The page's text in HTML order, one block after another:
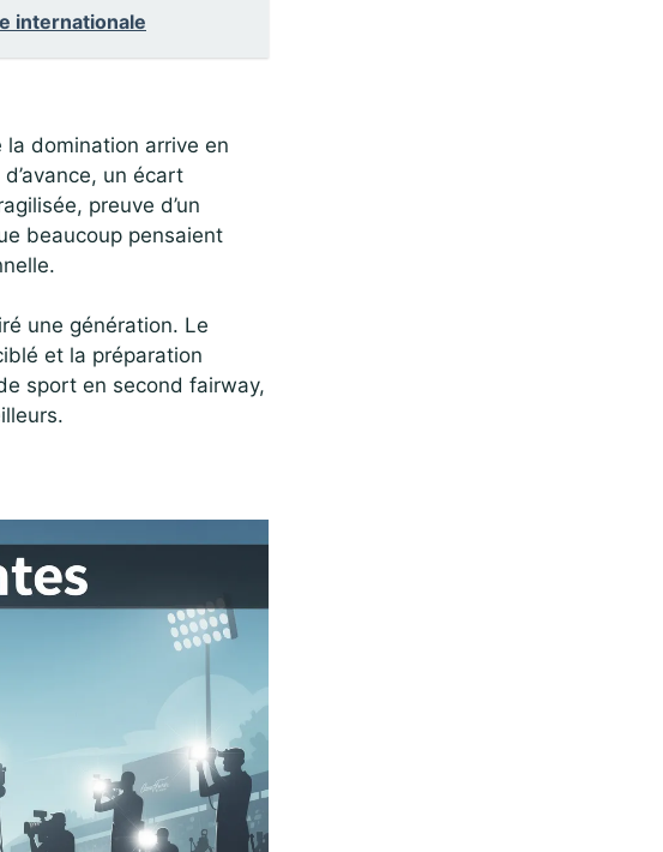
internationale
domination arrive en
un écart
preuve d’un
beaucoup pensaient
une génération. Le
et la préparation
sport en second fairway,